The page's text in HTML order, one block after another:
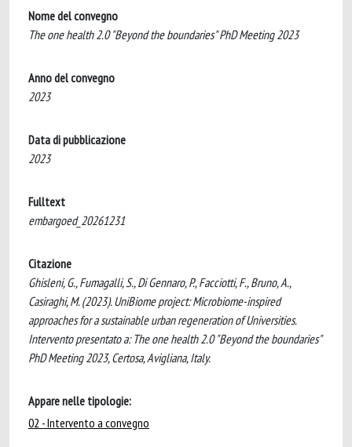
Nome del convegno
The one health 2.0 "Beyond the boundaries" PhD Meeting 2023
Anno del convegno
2023
Data di pubblicazione
2023
Fulltext
embargoed_20261231
Citazione
Ghisleni, G., Fumagalli, S., Di Gennaro, P., Facciotti, F., Bruno, A.,
Casiraghi, M. (2023). UniBiome project: Microbiome-inspired
approaches for a sustainable urban regeneration of Universities.
Intervento presentato a: The one health 2.0 "Beyond the boundaries"
PhD Meeting 2023, Certosa, Avigliana, Italy.
Appare nelle tipologie:
02 - Intervento a convegno